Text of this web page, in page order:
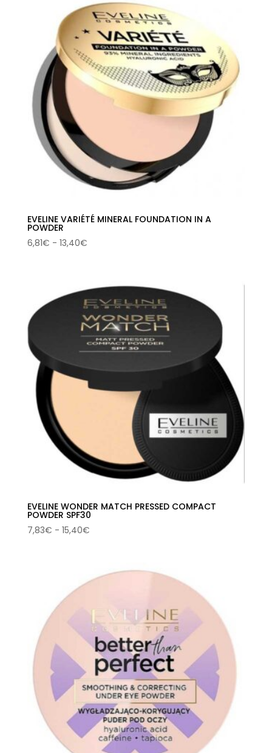
36,37€
hasta
41,58€
EVELINE VARIÉTÉ MINERAL FOUNDATION IN A
POWDER
6,81€ - 13,40€Rango
desde
6,81€
hasta
13,40€
EVELINE WONDER MATCH PRESSED COMPACT
POWDER SPF30
7,83€ - 15,40€Rango
desde
7,83€
15,40€